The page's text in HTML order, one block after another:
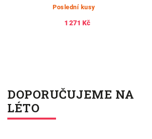
Poslední kusy
1 271 Kč
DOPORUČUJEME NA
LÉTO